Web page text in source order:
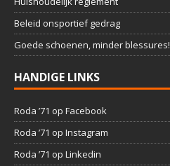
Beleid onsportief gedrag
Goede schoenen, minder blessures!
HANDIGE LINKS
Roda ’71 op Facebook
Roda ’71 op Instagram
Roda ’71 op Linkedin